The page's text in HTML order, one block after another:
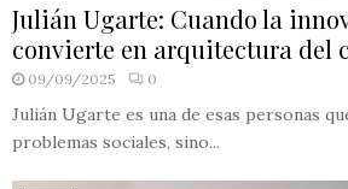
Julián Ugarte: Cuando la
convierte en arquitectura del
09/09/2025 0
Julián Ugarte es una de esas personas
problemas sociales, sino...